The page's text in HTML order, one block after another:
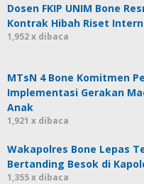
Dosen FKIP UNIM Bone
Kontrak Hibah Riset
1,952 x dibaca
MTsN 4 Bone Komitmen
Implementasi Gerakan
Anak
1,921 x dibaca
Wakapolres Bone Lepas
Bertanding Besok di
1,355 x dibaca